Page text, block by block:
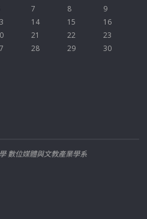
7 8
9
14 15
16
21 22
23
28 29
30
數位媒體與文教產業學系